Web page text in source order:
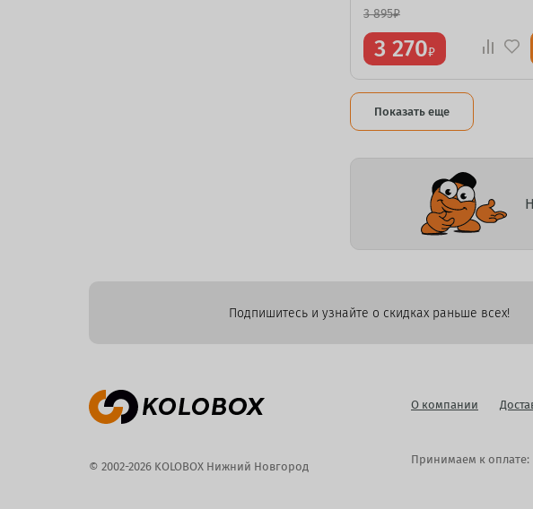
3 895₽
3 270₽
Показать еще
Подпишитесь и узнайте о скидках раньше всех!
© 2002-2026 KOLOBOX Нижний Новгород
О компании
Принимаем к оплате: